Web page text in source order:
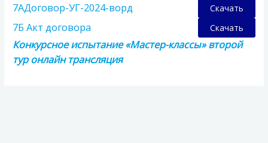
7АДоговор-УГ-2024-ворд Скачать
7Б Акт договора Скачать
Конкурсное испытание «Мастер-классы» второй
тур онлайн трансляция